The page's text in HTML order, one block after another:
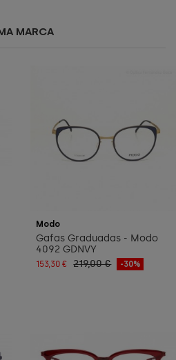
MARCA
Modo
Gafas Graduadas - Modo
4092 GDNVY
153,30 € 219,00 € -30%